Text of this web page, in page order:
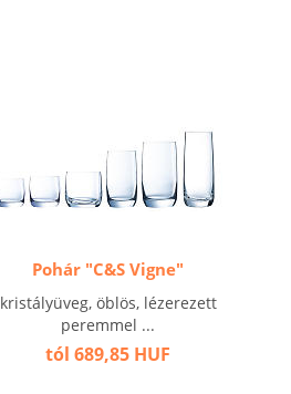
Pohár "C&S Vigne"
kristályüveg, öblös, lézerezett
peremmel ...
tól 689,85 HUF